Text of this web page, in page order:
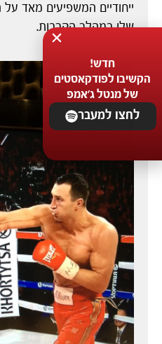
ייחודיים המשפיעים מאד
שלו במהלך הקרבות.
חדש!
הקשיבו לפודקאסטים
של מנטל ג'אמפ
לחצו למעבר